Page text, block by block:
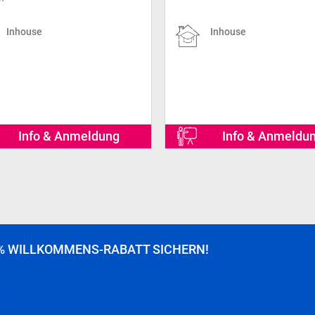
Inhouse
Info & Anmeldung
Inhouse
Info &
WILLKOMMENS-RABATT SICHERN!